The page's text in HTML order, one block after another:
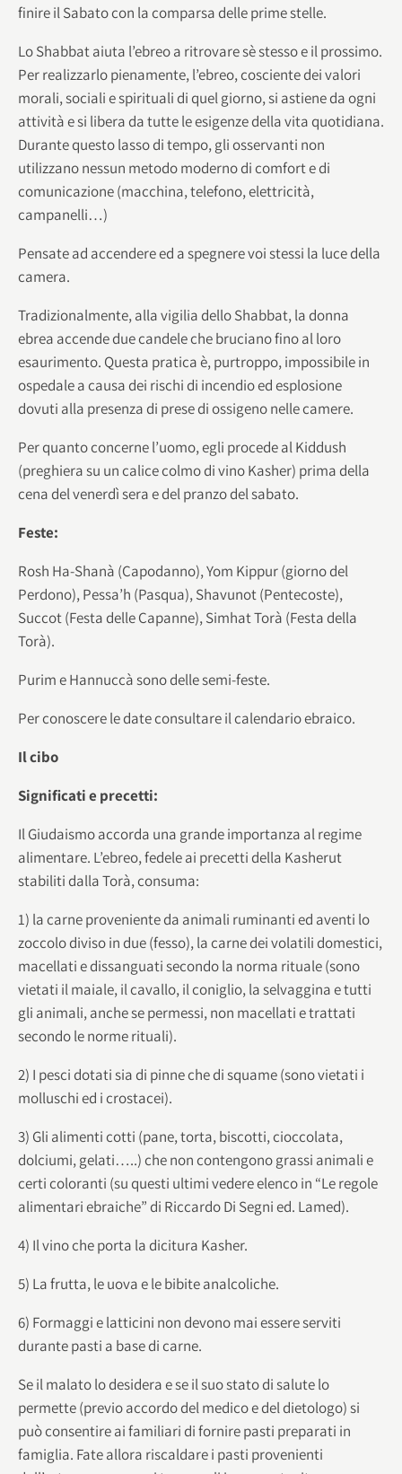
finire il Sabato con la comparsa delle prime stelle.
Lo Shabbat aiuta l’ebreo a ritrovare sè stesso e il prossimo.
Per realizzarlo pienamente, l’ebreo, cosciente dei valori
morali, sociali e spirituali di quel giorno, si astiene da ogni
attività e si libera da tutte le esigenze della vita quotidiana.
Durante questo lasso di tempo, gli osservanti non
utilizzano nessun metodo moderno di comfort e di
comunicazione (macchina, telefono, elettricità,
campanelli…)
Pensate ad accendere ed a spegnere voi stessi la luce della
camera.
Tradizionalmente, alla vigilia dello Shabbat, la donna
ebrea accende due candele che bruciano fino al loro
esaurimento. Questa pratica è, purtroppo, impossibile in
ospedale a causa dei rischi di incendio ed esplosione
dovuti alla presenza di prese di ossigeno nelle camere.
Per quanto concerne l’uomo, egli procede al Kiddush
(preghiera su un calice colmo di vino Kasher) prima della
cena del venerdì sera e del pranzo del sabato.
Feste:
Rosh Ha-Shanà (Capodanno), Yom Kippur (giorno del
Perdono), Pessa’h (Pasqua), Shavunot (Pentecoste),
Succot (Festa delle Capanne), Simhat Torà (Festa della
Torà).
Purim e Hannuccà sono delle semi-feste.
Per conoscere le date consultare il calendario ebraico.
Il cibo
Significati e precetti:
Il Giudaismo accorda una grande importanza al regime
alimentare. L’ebreo, fedele ai precetti della Kasherut
stabiliti dalla Torà, consuma:
1) la carne proveniente da animali ruminanti ed aventi lo
zoccolo diviso in due (fesso), la carne dei volatili domestici,
macellati e dissanguati secondo la norma rituale (sono
vietati il maiale, il cavallo, il coniglio, la selvaggina e tutti
gli animali, anche se permessi, non macellati e trattati
secondo le norme rituali).
2) I pesci dotati sia di pinne che di squame (sono vietati i
molluschi ed i crostacei).
3) Gli alimenti cotti (pane, torta, biscotti, cioccolata,
dolciumi, gelati…..) che non contengono grassi animali e
certi coloranti (su questi ultimi vedere elenco in “Le regole
alimentari ebraiche” di Riccardo Di Segni ed. Lamed).
4) Il vino che porta la dicitura Kasher.
5) La frutta, le uova e le bibite analcoliche.
6) Formaggi e latticini non devono mai essere serviti
durante pasti a base di carne.
Se il malato lo desidera e se il suo stato di salute lo
permette (previo accordo del medico e del dietologo) si
può consentire ai familiari di fornire pasti preparati in
famiglia. Fate allora riscaldare i pasti provenienti